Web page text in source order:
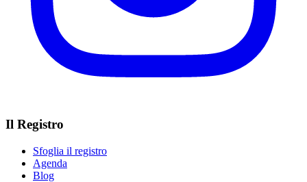
Il Registro
Sfoglia il registro
Agenda
Blog